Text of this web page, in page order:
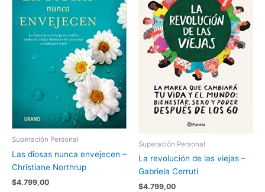
Superación Personal
Las diosas nunca envejecen –
Christiane Northrup
$4.799,00
Superación Personal
La revolución de las viejas –
Gabriela Cerruti
$4.799,00